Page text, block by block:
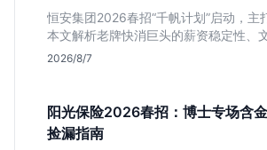
恒安集团2026春招“千帆计划”启动，主
本文解析老牌快消巨头的薪资稳定性、
策链条长的局限，帮你判断是否值得投递
2026/8/7
阳光保险2026春招：博士专场含
捡漏指南